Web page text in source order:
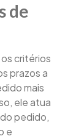
de
critérios
prazos a
mais
ele atua
pedido,
e